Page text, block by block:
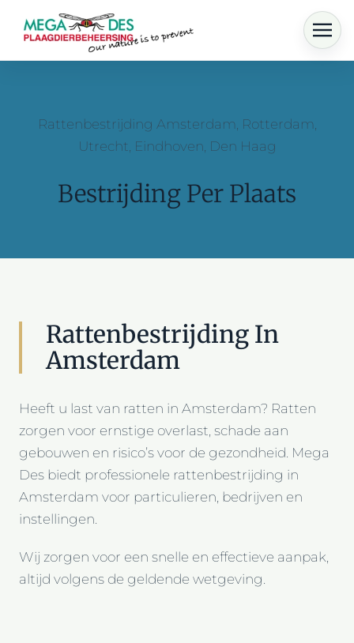
Skip to main content
Rattenbestrijding Amsterdam, Rotterdam,
Utrecht, Eindhoven, Den Haag
Bestrijding Per Plaats
Rattenbestrijding In
Amsterdam
Heeft u last van ratten in Amsterdam? Ratten
zorgen voor ernstige overlast, schade aan
gebouwen en risico’s voor de gezondheid. Mega
Des biedt professionele rattenbestrijding in
Amsterdam voor particulieren, bedrijven en
instellingen.
Wij zorgen voor een snelle en effectieve aanpak,
altijd volgens de geldende wetgeving.